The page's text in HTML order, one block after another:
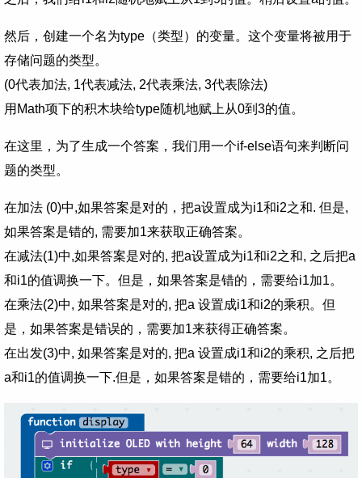
然后，创建一个名为type（类型）的变量。这个变量将被用于
存储问题的类型。
(0代表加法, 1代表减法, 2代表乘法, 3代表除法)
用Math项下的积木块给type随机地赋上从0到3的值。
在这里，为了生成一个答案，我们用一个if-else语句来判断问
题的类型。
在加法 (0)中,如果答案是对的，把a设置成为i1和i2之和. 但是,
如果答案是错的, 需要加1来获取正确答案。
在减法(1)中,如果答案是对的, 把a设置成为i1和i2之和, 之后把a
和i1的值调换一下。但是，如果答案是错的，需要给i1加1。
在乘法(2)中, 如果答案是对的, 把a 设置成i1和i2的乘积。但
是，如果答案是错误的，需要加1来获得正确答案。
在出发(3)中, 如果答案是对的, 把a 设置成i1和i2的乘积, 之后把
a和i1的值调换一下.但是，如果答案是错的，需要给i1加1。